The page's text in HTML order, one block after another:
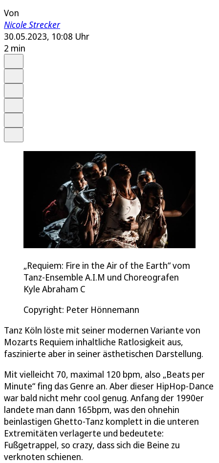
Von
Nicole Strecker
30.05.2023, 10:08 Uhr
2 min
„Requiem: Fire in the Air of the Earth“ vom
Tanz-Ensemble A.I.M und Choreografen
Kyle Abraham C
Copyright: Peter Hönnemann
Tanz Köln löste mit seiner modernen Variante von
Mozarts Requiem inhaltliche Ratlosigkeit aus,
faszinierte aber in seiner ästhetischen Darstellung.
Mit vielleicht 70, maximal 120 bpm, also „Beats per
Minute“ fing das Genre an. Aber dieser HipHop-Dance
war bald nicht mehr cool genug. Anfang der 1990er
landete man dann 165bpm, was den ohnehin
beinlastigen Ghetto-Tanz komplett in die unteren
Extremitäten verlagerte und bedeutete:
Fußgetrappel, so crazy, dass sich die Beine zu
verknoten schienen.